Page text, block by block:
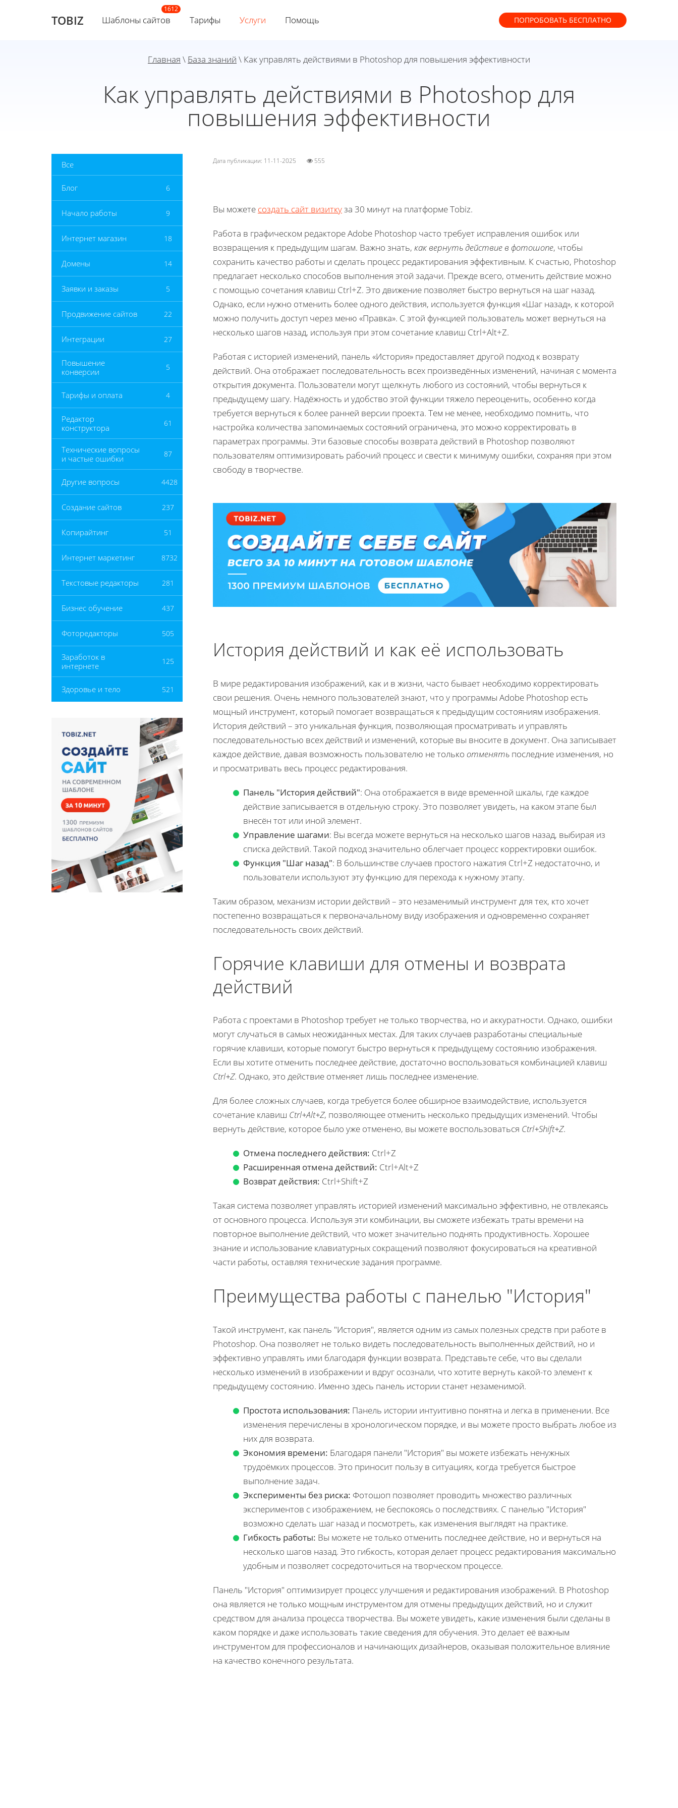
TOBIZ Шаблоны сайтов Тарифы Услуги Помощь ПОПРОБОВАТЬ БЕСПЛАТНО
Главная \ База знаний \ Как управлять действиями в Photoshop для повышения эффективности
Как управлять действиями в Photoshop для
повышения эффективности
Все
Блог 6
Начало работы 9
Интернет магазин 18
Домены 14
Заявки и заказы 5
Продвижение сайтов 22
Интеграции 27
Повышение
конверсии
5
Тарифы и оплата 4
Редактор
конструктора
61
Технические вопросы
и частые ошибки
87
Другие вопросы 4428
Создание сайтов 237
Копирайтинг 51
Интернет маркетинг 8732
Текстовые редакторы 281
Бизнес обучение 437
Фоторедакторы 505
Заработок в
интернете
125
Здоровье и тело 521
Дата публикации: 11-11-2025 555
Вы можете создать сайт визиткуза 30 минут на платформе Tobiz.
Работа в графическом редакторе Adobe Photoshop часто требует исправления ошибок или
возвращения к предыдущим шагам. Важно знать, как вернуть действие в фотошопе, чтобы
сохранить качество работы и сделать процесс редактирования эффективным. К счастью, Photoshop
предлагает несколько способов выполнения этой задачи. Прежде всего, отменить действие можно
с помощью сочетания клавиш Ctrl+Z. Это движение позволяет быстро вернуться на шаг назад.
Однако, если нужно отменить более одного действия, используется функция «Шаг назад», к которой
можно получить доступ через меню «Правка». С этой функцией пользователь может вернуться на
несколько шагов назад, используя при этом сочетание клавиш Ctrl+Alt+Z.
Работая с историей изменений, панель «История» предоставляет другой подход к возврату
действий. Она отображает последовательность всех произведённых изменений, начиная с момента
открытия документа. Пользователи могут щелкнуть любого из состояний, чтобы вернуться к
предыдущему шагу. Надёжность и удобство этой функции тяжело переоценить, особенно когда
требуется вернуться к более ранней версии проекта. Тем не менее, необходимо помнить, что
настройка количества запоминаемых состояний ограничена, это можно корректировать в
параметрах программы. Эти базовые способы возврата действий в Photoshop позволяют
пользователям оптимизировать рабочий процесс и свести к минимуму ошибки, сохраняя при этом
свободу в творчестве.
История действий и как её использовать
В мире редактирования изображений, как и в жизни, часто бывает необходимо корректировать
свои решения. Очень немного пользователей знают, что у программы Adobe Photoshop есть
мощный инструмент, который помогает возвращаться к предыдущим состояниям изображения.
История действий – это уникальная функция, позволяющая просматривать и управлять
последовательностью всех действий и изменений, которые вы вносите в документ. Она записывает
каждое действие, давая возможность пользователю не только отменять последние изменения, но
и просматривать весь процесс редактирования.
Панель "История действий": Она отображается в виде временной шкалы, где каждое
действие записывается в отдельную строку. Это позволяет увидеть, на каком этапе был
внесён тот или иной элемент.
Управление шагами: Вы всегда можете вернуться на несколько шагов назад, выбирая из
списка действий. Такой подход значительно облегчает процесс корректировки ошибок.
Функция "Шаг назад": В большинстве случаев простого нажатия Ctrl+Z недостаточно, и
пользователи используют эту функцию для перехода к нужному этапу.
Таким образом, механизм истории действий – это незаменимый инструмент для тех, кто хочет
постепенно возвращаться к первоначальному виду изображения и одновременно сохраняет
последовательность своих действий.
Горячие клавиши для отмены и возврата
действий
Работа с проектами в Photoshop требует не только творчества, но и аккуратности. Однако, ошибки
могут случаться в самых неожиданных местах. Для таких случаев разработаны специальные
горячие клавиши, которые помогут быстро вернуться к предыдущему состоянию изображения.
Если вы хотите отменить последнее действие, достаточно воспользоваться комбинацией клавиш
Ctrl+Z. Однако, это действие отменяет лишь последнее изменение.
Для более сложных случаев, когда требуется более обширное взаимодействие, используется
сочетание клавиш Ctrl+Alt+Z, позволяющее отменить несколько предыдущих изменений. Чтобы
вернуть действие, которое было уже отменено, вы можете воспользоваться Ctrl+Shift+Z.
Отмена последнего действия: Ctrl+Z
Расширенная отмена действий: Ctrl+Alt+Z
Возврат действия: Ctrl+Shift+Z
Такая система позволяет управлять историей изменений максимально эффективно, не отвлекаясь
от основного процесса. Используя эти комбинации, вы сможете избежать траты времени на
повторное выполнение действий, что может значительно поднять продуктивность. Хорошее
знание и использование клавиатурных сокращений позволяют фокусироваться на креативной
части работы, оставляя технические задания программе.
Преимущества работы с панелью "История"
Такой инструмент, как панель "История", является одним из самых полезных средств при работе в
Photoshop. Она позволяет не только видеть последовательность выполненных действий, но и
эффективно управлять ими благодаря функции возврата. Представьте себе, что вы сделали
несколько изменений в изображении и вдруг осознали, что хотите вернуть какой-то элемент к
предыдущему состоянию. Именно здесь панель истории станет незаменимой.
Простота использования: Панель истории интуитивно понятна и легка в применении. Все
изменения перечислены в хронологическом порядке, и вы можете просто выбрать любое из
них для возврата.
Экономия времени: Благодаря панели "История" вы можете избежать ненужных
трудоёмких процессов. Это приносит пользу в ситуациях, когда требуется быстрое
выполнение задач.
Эксперименты без риска: Фотошоп позволяет проводить множество различных
экспериментов с изображением, не беспокоясь о последствиях. С панелью "История"
возможно сделать шаг назад и посмотреть, как изменения выглядят на практике.
Гибкость работы: Вы можете не только отменить последнее действие, но и вернуться на
несколько шагов назад. Это гибкость, которая делает процесс редактирования максимально
удобным и позволяет сосредоточиться на творческом процессе.
Панель "История" оптимизирует процесс улучшения и редактирования изображений. В Photoshop
она является не только мощным инструментом для отмены предыдущих действий, но и служит
средством для анализа процесса творчества. Вы можете увидеть, какие изменения были сделаны в
каком порядке и даже использовать такие сведения для обучения. Это делает её важным
инструментом для профессионалов и начинающих дизайнеров, оказывая положительное влияние
на качество конечного результата.